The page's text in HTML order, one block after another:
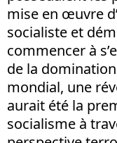
mise en œuvre
socialiste et
commencer à
de la
mondial, une
aurait été la
socialisme à